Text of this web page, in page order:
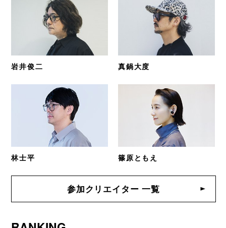
岩井俊二 真鍋大度
林士平 篠原ともえ
参加クリエイター 一覧